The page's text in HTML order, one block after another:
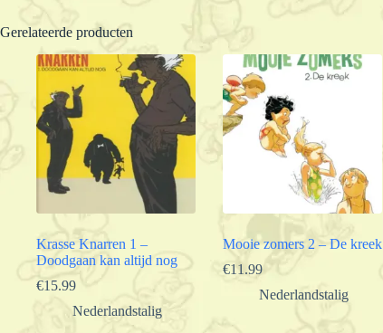
Gerelateerde producten
Krasse Knarren 1 –
Doodgaan kan altijd nog
€15.99
Nederlandstalig
Mooie zomers 2 – De kreek
€11.99
Nederlandstalig